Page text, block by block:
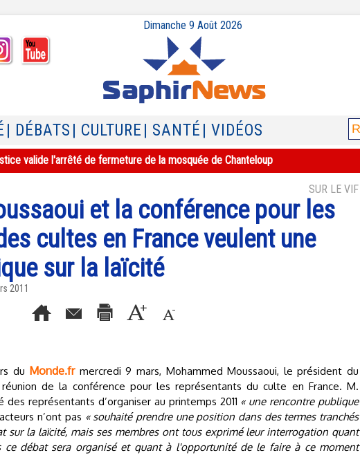
Dimanche 9 Août 2026
| DÉBATS | CULTURE | SANTÉ | VIDÉOS
valide l'arrêté de fermeture de la mosquée de Chanteloup
SUR LE VIF
et la conférence pour les
cultes en France veulent une
sur la laïcité
2011
du Monde.frmercredi 9 mars, Mohammed Moussaoui, le président du
de la conférence pour les représentants du culte en France. M.
représentants d’organiser au printemps 2011 « une rencontre publique
n’ont pas « souhaité prendre une position dans des termes tranchés
sur la laïcité, mais ses membres ont tous exprimé leur interrogation quant
ce débat sera organisé et quant à l'opportunité de le faire à ce moment